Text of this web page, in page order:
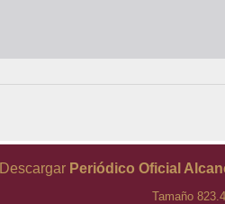
Descargar Periódico Oficial
Tamaño